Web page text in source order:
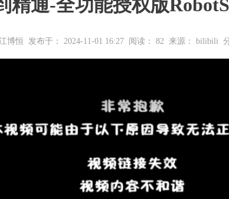
精通-全功能授权版
博恒 发布于： 2024-11-01 16:27 阅读： 82 来源： bilibili